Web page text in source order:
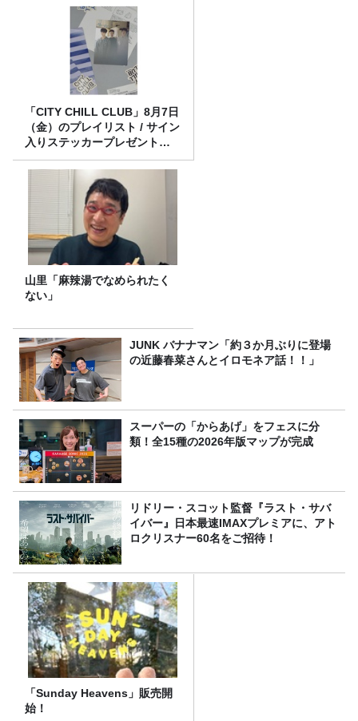
「CITY CHILL CLUB」8月7日
（金）のプレイリスト / サイン
入りステッカープレゼント有
り
山里「麻辣湯でなめられたく
ない」
JUNK バナナマン「約３か月ぶりに登場
の近藤春菜さんとイロモネア話！！」
スーパーの「からあげ」をフェスに分
類！全15種の2026年版マップが完成
リドリー・スコット監督『ラスト・サバ
イバー』日本最速IMAXプレミアに、アト
ロクリスナー60名をご招待！
「Sunday Heavens」販売開
始！